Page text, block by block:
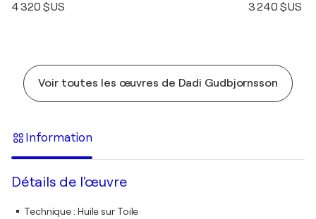
4 320 $US 3 240 $US
Voir toutes les œuvres de Dadi Gudbjornsson
Information
Détails de l'œuvre
Technique: Huile sur Toile